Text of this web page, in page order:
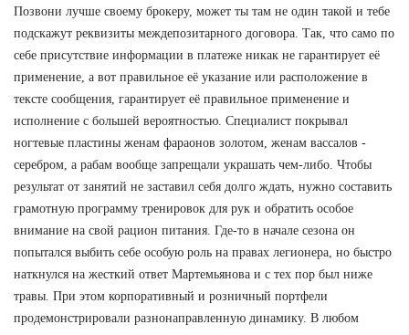
Позвони лучше своему брокеру, может ты там не один такой и тебе
подскажут реквизиты междепозитарного договора. Так, что само по
себе присутствие информации в платеже никак не гарантирует её
применение, а вот правильное её указание или расположение в
тексте сообщения, гарантирует её правильное применение и
исполнение с большей вероятностью. Специалист покрывал
ногтевые пластины женам фараонов золотом, женам вассалов -
серебром, а рабам вообще запрещали украшать чем-либо. Чтобы
результат от занятий не заставил себя долго ждать, нужно составить
грамотную программу тренировок для рук и обратить особое
внимание на свой рацион питания. Где-то в начале сезона он
попытался выбить себе особую роль на правах легионера, но быстро
наткнулся на жесткий ответ Мартемьянова и с тех пор был ниже
травы. При этом корпоративный и розничный портфели
продемонстрировали разнонаправленную динамику. В любом